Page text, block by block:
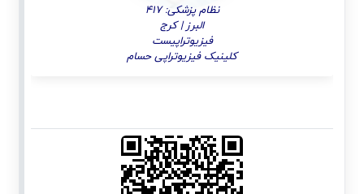
نظام پزشکی: 417
البرز | کرج
فیزیوتراپیست
کلینیک فیزیوتراپی حسام